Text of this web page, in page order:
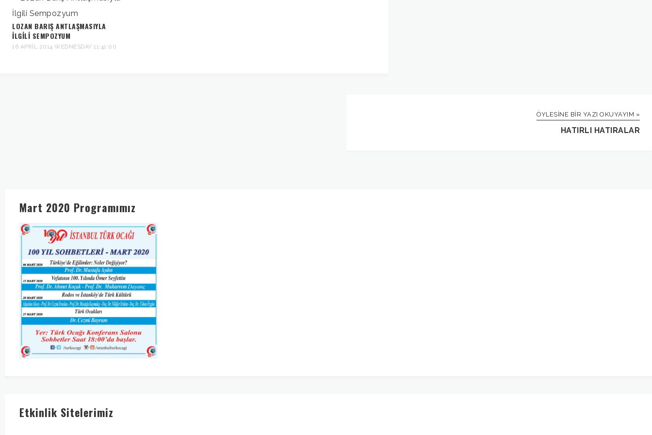
LOZAN BARIŞ ANTLAŞMASIYLA
İLGILI SEMPOZYUM
16 APRIL 2014 WEDNESDAY 11:41:00
ÖYLESINE BIR YAZI OKUYAYIM »
HATIRLI HATIRALAR
Mart 2020 Programımız
Etkinlik Sitelerimiz